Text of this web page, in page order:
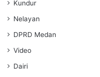
Kundur
Nelayan
DPRD Medan
Video
Dairi